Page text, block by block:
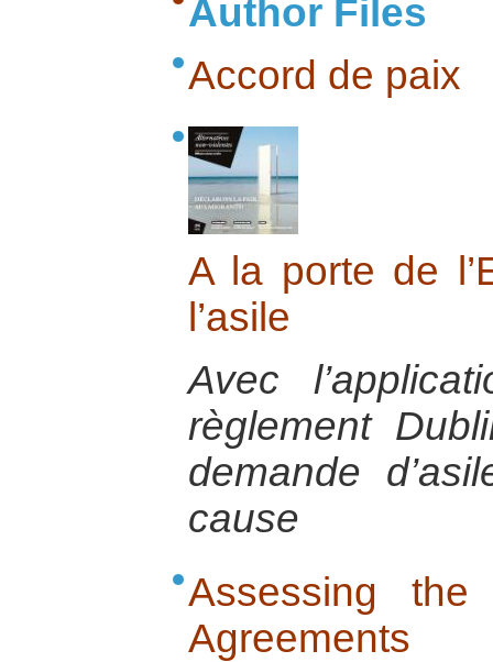
Author Files
Accord de paix
A la porte de
l’asile
Avec
règlement
demande
cause
Assessing
Agreements